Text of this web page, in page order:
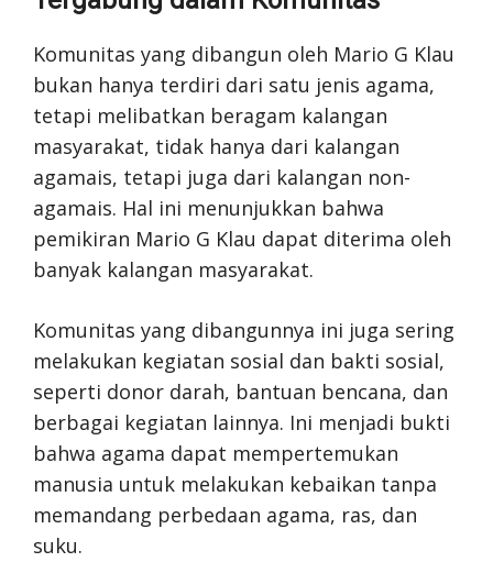
Komunitas yang dibangun oleh Mario G Klau
bukan hanya terdiri dari satu jenis agama,
tetapi melibatkan beragam kalangan
masyarakat, tidak hanya dari kalangan
agamais, tetapi juga dari kalangan non-
agamais. Hal ini menunjukkan bahwa
pemikiran Mario G Klau dapat diterima oleh
banyak kalangan masyarakat.
Komunitas yang dibangunnya ini juga sering
melakukan kegiatan sosial dan bakti sosial,
seperti donor darah, bantuan bencana, dan
berbagai kegiatan lainnya. Ini menjadi bukti
bahwa agama dapat mempertemukan
manusia untuk melakukan kebaikan tanpa
memandang perbedaan agama, ras, dan
suku.